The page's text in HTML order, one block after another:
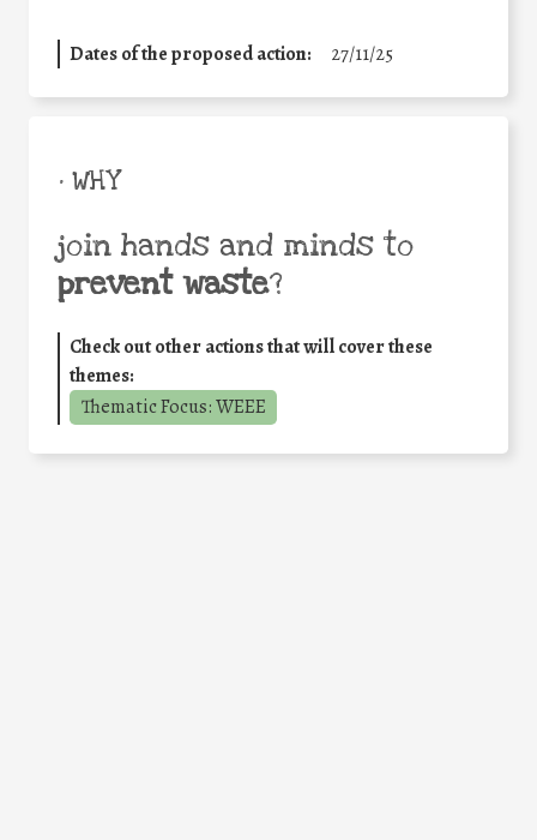
Dates of the proposed action: 27/11/25
• WHY
join hands and minds to
prevent waste?
Check out other actions that will cover these
themes:
Thematic Focus: WEEE